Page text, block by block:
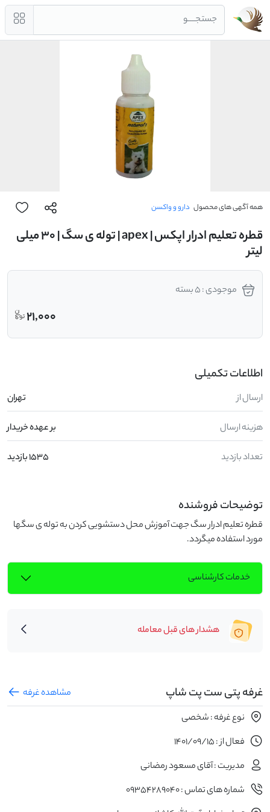
جستجــــو
همه آگهی های محصول دارو و واکسن
قطره تعلیم ادرار اپکس | apex | توله ی سگ | 30 میلی
لیتر
موجودی : 5 بسته
21,000
اطلاعات تکمیلی
ارسال از تهران
هزینه ارسال بر عهده خریدار
تعداد بازدید 1535 بازدید
توضیحات فروشنده
مورد استفاده میگردد.
خدمات کارشناسی
هشدار های قبل معامله
غرفه پتی ست پت شاپ
مشاهده غرفه
نوع غرفه : شخصی
فعال از : 1401/09/15
مدیریت : آقای مسعود رمضانی
شماره های تماس : 09354289040